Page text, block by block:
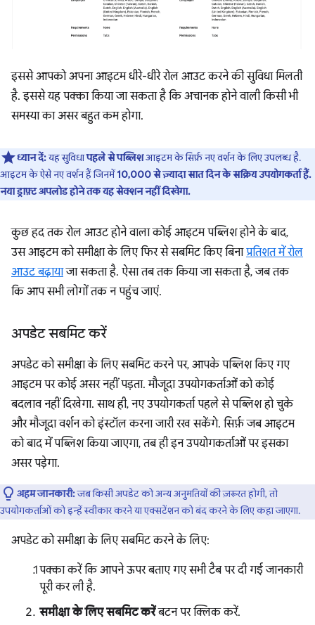
इससे आपको अपना आइटम धीरे-धीरे रोल आउट करने की सुविधा मिलती
है. इससे यह पक्का किया जा सकता है कि अचानक होने वाली किसी भी
समस्या का असर बहुत कम होगा.
ध्यान दें:यह सुविधापहले से पब्लिशआइटम के सिर्फ़ नए वर्शन के लिए उपलब्ध है.
आइटम के ऐसे नए वर्शन हैं जिनमें10,000 से ज़्यादा सात दिन के सक्रिय उपयोगकर्ता हैं.
नया ड्राफ़्ट अपलोड होने तक यह सेक्शन नहीं दिखेगा.
कुछ हद तक रोल आउट होने वाला कोई आइटम पब्लिश होने के बाद,
उस आइटम को समीक्षा के लिए फिर से सबमिट किए बिनाप्रतिशत में रोल
आउट बढ़ायाजा सकता है. ऐसा तब तक किया जा सकता है, जब तक
कि आप सभी लोगों तक न पहुंच जाएं.
अपडेट सबमिट करें
अपडेट को समीक्षा के लिए सबमिट करने पर, आपके पब्लिश किए गए
आइटम पर कोई असर नहीं पड़ता. मौजूदा उपयोगकर्ताओं को कोई
बदलाव नहीं दिखेगा. साथ ही, नए उपयोगकर्ता पहले से पब्लिश हो चुके
और मौजूदा वर्शन को इंस्टॉल करना जारी रख सकेंगे. सिर्फ़ जब आइटम
को बाद में पब्लिश किया जाएगा, तब ही इन उपयोगकर्ताओं पर इसका
असर पड़ेगा.
अहम जानकारी:जब किसी अपडेट को अन्य अनुमतियों की ज़रूरत होगी, तो
उपयोगकर्ताओं को इन्हें स्वीकार करने या एक्सटेंशन को बंद करने के लिए कहा जाएगा.
अपडेट को समीक्षा के लिए सबमिट करने के लिए:
पक्का करें कि आपने ऊपर बताए गए सभी टैब पर दी गई जानकारी
पूरी कर ली है.
समीक्षा के लिए सबमिट करेंबटन पर क्लिक करें.